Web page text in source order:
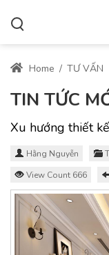
Home / TƯ VẤN
TIN TỨC
Xu hướng thiết
Hằng Nguyễn
View Count 666